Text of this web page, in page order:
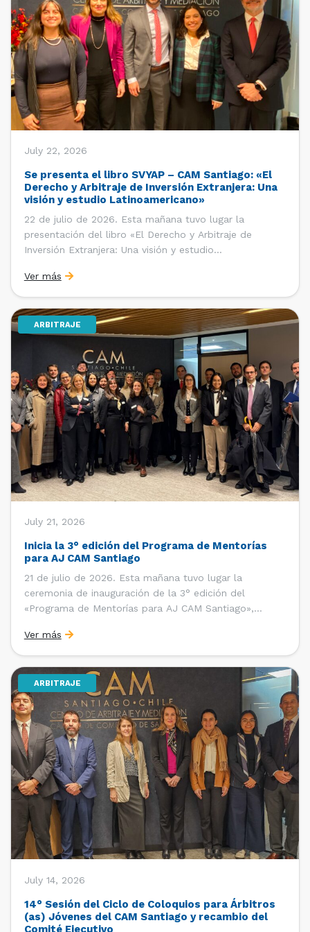
July 22, 2026
Se presenta el libro SVYAP – CAM Santiago: «El
Derecho y Arbitraje de Inversión Extranjera: Una
visión y estudio Latinoamericano»
22 de julio de 2026. Esta mañana tuvo lugar la
presentación del libro «El Derecho y Arbitraje de
Inversión Extranjera: Una visión y estudio
«Santiago Very Young Arbitration Practitioners»
(SVYAP), iniciativa que reúne a jóvenes profesionales
interesados en el arbitraje doméstico e internacional,
[…]
Ver más
ARBITRAJE
July 21, 2026
Inicia la 3° edición del Programa de Mentorías
para AJ CAM Santiago
21 de julio de 2026. Esta mañana tuvo lugar la
ceremonia de inauguración de la 3° edición del
«Programa de Mentorías para AJ CAM Santiago»,
Internacionales con el apoyo de la Dirección Ejecutiva
y la Subdirección Ejecutiva y de Asuntos
Internacionales, tras […]
Ver más
ARBITRAJE
July 14, 2026
14° Sesión del Ciclo de Coloquios para Árbitros
(as) Jóvenes del CAM Santiago y recambio del
Comité Ejecutivo